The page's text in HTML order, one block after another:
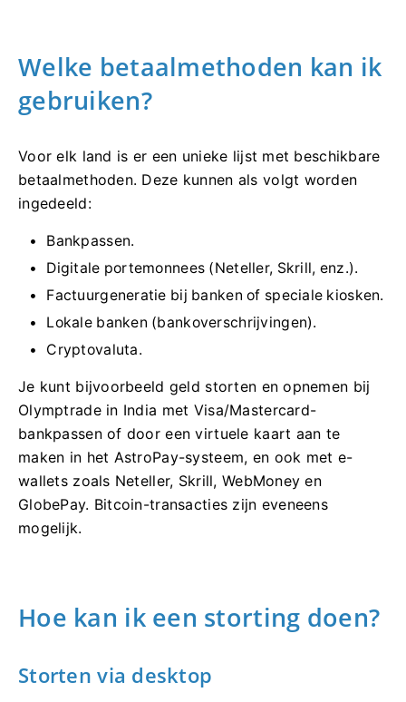
Welke betaalmethoden kan ik
gebruiken?
Voor elk land is er een unieke lijst met beschikbare
betaalmethoden. Deze kunnen als volgt worden
ingedeeld:
Bankpassen.
Digitale portemonnees (Neteller, Skrill, enz.).
Factuurgeneratie bij banken of speciale kiosken.
Lokale banken (bankoverschrijvingen).
Cryptovaluta.
Je kunt bijvoorbeeld geld storten en opnemen bij
Olymptrade in India met Visa/Mastercard-
bankpassen of door een virtuele kaart aan te
maken in het AstroPay-systeem, en ook met e-
wallets zoals Neteller, Skrill, WebMoney en
GlobePay. Bitcoin-transacties zijn eveneens
mogelijk.
Hoe kan ik een storting doen?
Storten via desktop